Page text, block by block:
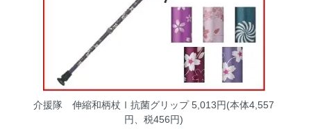
介援隊 伸縮和柄杖Ⅰ抗菌グリップ5,013円(本体4,557
円、税456円)